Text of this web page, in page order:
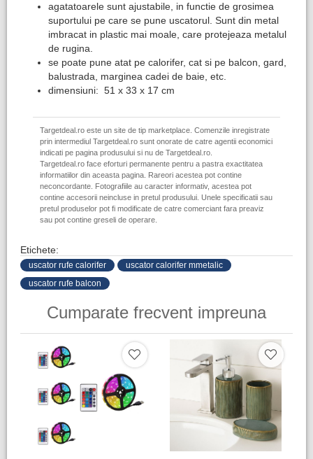
agatatoarele sunt ajustabile, in functie de grosimea
suportului pe care se pune uscatorul. Sunt din metal
imbracat in plastic mai moale, care protejeaza metalul
de rugina.
se poate pune atat pe calorifer, cat si pe balcon, gard,
balustrada, marginea cadei de baie, etc.
dimensiuni: 51 x 33 x 17 cm
Targetdeal.ro este un site de tip marketplace. Comenzile inregistrate
prin intermediul Targetdeal.ro sunt onorate de catre agentii economici
indicati pe pagina produsului si nu de Targetdeal.ro.
Targetdeal.ro face eforturi permanente pentru a pastra exactitatea
informatiilor din aceasta pagina. Rareori acestea pot contine
neconcordante. Fotografiile au caracter informativ, acestea pot
contine accesorii neincluse in pretul produsului. Unele specificatii sau
pretul produselor pot fi modificate de catre comerciant fara preaviz
sau pot contine greseli de operare.
Etichete:
uscator rufe calorifer
uscator calorifer mmetalic
uscator rufe balcon
Cumparate frecvent impreuna